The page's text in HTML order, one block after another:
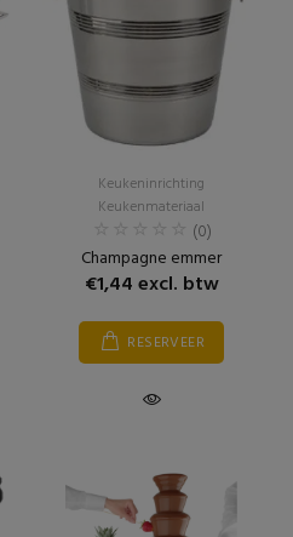
Keukeninrichting
Keukenmateriaal
(0)
Champagne emmer
€1,44 excl. btw
RESERVEER